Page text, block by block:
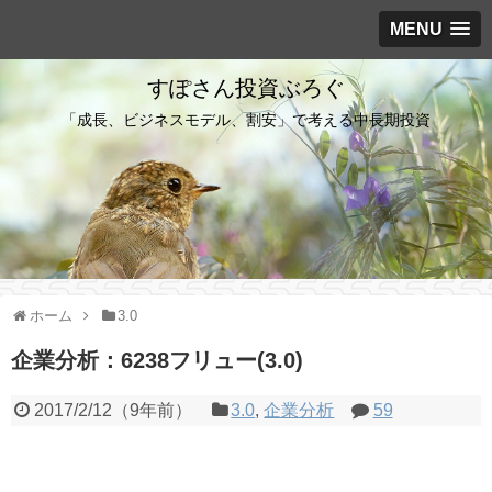
MENU
すぽさん投資ぶろぐ
「成長、ビジネスモデル、割安」で考える中長期投資
ホーム 3.0
企業分析：6238フリュー(3.0)
2017/2/12 （9年前） 3.0,企業分析 59